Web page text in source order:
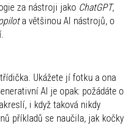
za nástroji jako ChatGPT,
a většinou AI nástrojů, o
Ukážete jí fotku a ona
AI je opak: požádáte o
i když taková nikdy
příkladů se naučila, jak kočky